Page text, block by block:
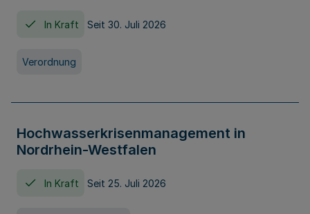
In Kraft Seit 30. Juli 2026
Verordnung
Hochwasserkrisenmanagement in
Nordrhein-Westfalen
In Kraft Seit 25. Juli 2026